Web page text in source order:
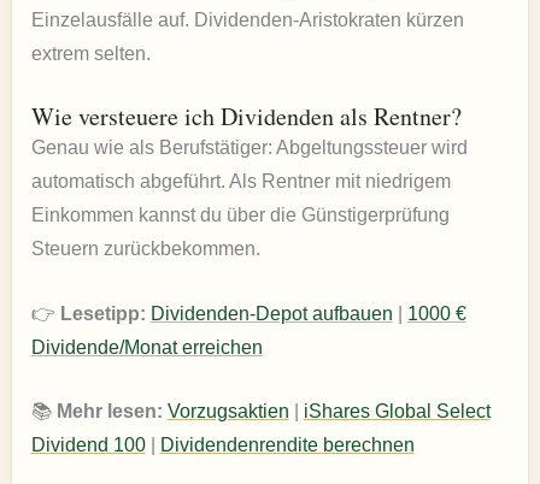
Einzelausfälle auf. Dividenden-Aristokraten kürzen
extrem selten.
Wie versteuere ich Dividenden als Rentner?
Genau wie als Berufstätiger: Abgeltungssteuer wird
automatisch abgeführt. Als Rentner mit niedrigem
Einkommen kannst du über die Günstigerprüfung
Steuern zurückbekommen.
👉 Lesetipp: Dividenden-Depot aufbauen
1000 €
Dividende/Monat erreichen
📚 Mehr lesen: Vorzugsaktien
iShares Global Select
Dividend 100| Dividendenrendite berechnen